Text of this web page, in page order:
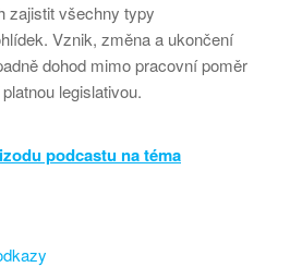
zajistit všechny typy
Vznik, změna a ukončení
dohod mimo pracovní poměr
legislativou.
podcastu na téma